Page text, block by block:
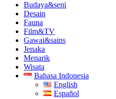
Budaya&seni
Desain
Fauna
Film&TV
Gawai&sains
Jenaka
Menarik
Wisata
Bahasa Indonesia
English
Español